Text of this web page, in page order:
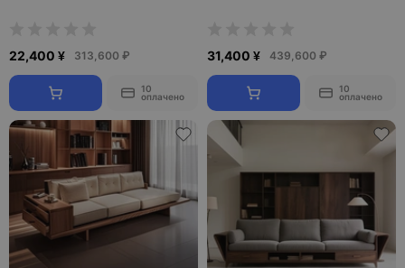
22,400 ¥ 313,600 ₽
10
оплачено
31,400 ¥ 439,600 ₽
10
оплачено